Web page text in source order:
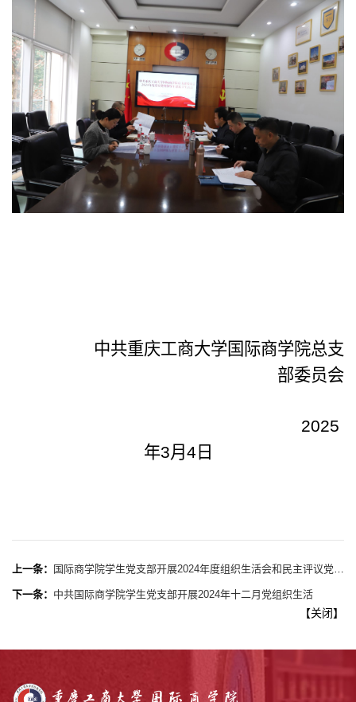
中共重庆工商大学国际商学院总支
部委员会
2025
年3月 4 日
上一条： 国际商学院学生党支部开展2024年度组织生活会和民主评议党员工作会
下一条： 中共国际商学院学生党支部开展2024年十二月党组织生活
【关闭】